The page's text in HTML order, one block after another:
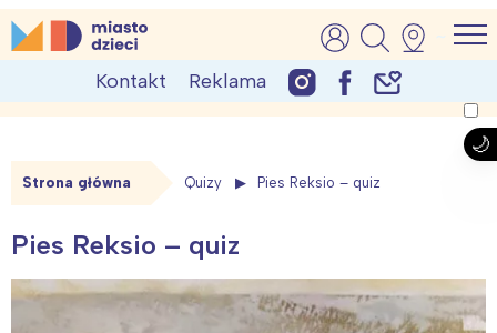
Skip
to
MiastoDzieci.pl
atrakcje dla dzieci, wydarzenia, imprezy rodzinne
Kontakt Reklama
Strona główna Quizy Pies Reksio – quiz
Pies Reksio – quiz